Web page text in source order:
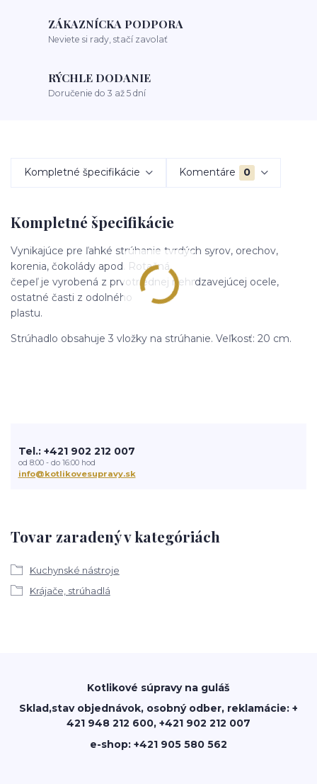
ZÁKAZNÍCKA PODPORA
Neviete si rady, stačí zavolať
RÝCHLE DODANIE
Doručenie do 3 až 5 dní
Kompletné špecifikácie Komentáre 0
Kompletné špecifikácie
Vynikajúce pre ľahké strúhanie tvrdých syrov, orechov,
korenia, čokolády apod. Rotačná
čepeľ je vyrobená z prvotriednej nehrdzavejúcej ocele,
ostatné časti z odolného
plastu.
Strúhadlo obsahuje 3 vložky na strúhanie. Veľkosť: 20 cm.
Tovar zaradený v kategóriách
Kuchynské nástroje
Krájače, strúhadlá
Tel.: +421 902 212 007
od 8:00 - do 16:00 hod
info@kotlikovesupravy.sk
Kotlikové súpravy na guláš
Sklad,stav objednávok, osobný odber, reklamácie: +
421 948 212 600, +421 902 212 007
e-shop: +421 905 580 562